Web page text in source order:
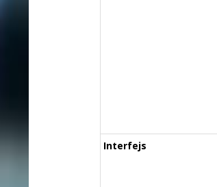
Interfejs